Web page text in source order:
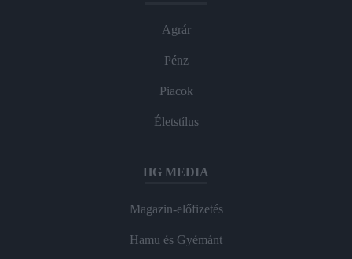
Agrár
Pénz
Piacok
Életstílus
HG MEDIA
Magazin-előfizetés
Hamu és Gyémánt